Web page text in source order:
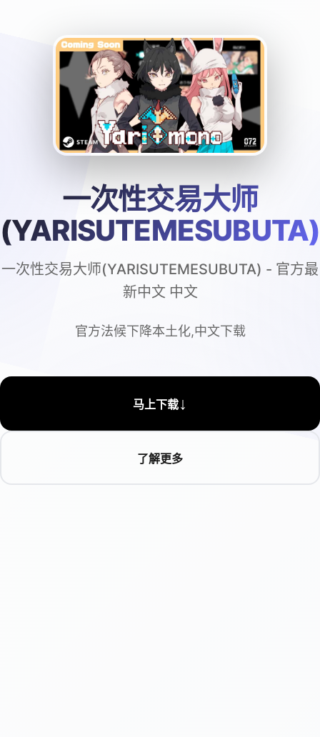
一次性交易大师
(YARISUTEMESUBUTA)
一次性交易大师(YARISUTEMESUBUTA) - 官方最
新中文 中文
官方法候下降本土化,中文下载
马上下载↓
了解更多